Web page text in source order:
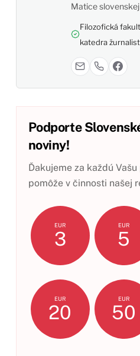
Matice slovenskej
Filozofická
katedra
Podporte
noviny!
Ďakujeme za každú
pomôže v činnosti našej
EUR
3
EUR
5
EUR
20
EUR
50